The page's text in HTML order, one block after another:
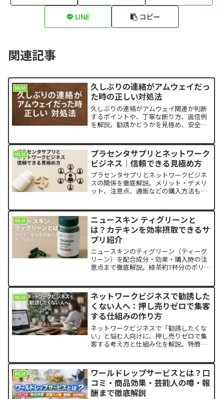
LINE コピー
関連記事
MLM
久しぶりの連絡がアムウェイだっ
た時の正しい対処法
久しぶりの連絡がアムウェイ関連か判断
するポイントや、丁寧な断り方、返信例
を解説。勧誘かどうかを見極め、安全に
MLM
プラセンタサプリとネットワーク
ビジネス｜信頼できる見極め方
プラセンタサプリとネットワークビジネ
スの関係を徹底解説。メリット・デメリ
ット、注意点、通販などの購入方法も紹
MLM
ニュースキン ティグリーンと
は？カテキンを効率摂取できるサ
プリ紹介
ニュースキンのティグリーン（ティーグ
リーン）を配合成分・効果・購入時の注
意点まで徹底解説。緑茶約7杯分のポリフ
す。
MLM
ネットワークビジネスで勧誘した
くない人へ：押し売りゼロで集客
する仕組みの作り方
ネットワークビジネスで「勧誘したくな
い」と悩む人向けに、押し売りゼロで集
客する考え方と仕組み化を解説。特商法
で“向こうから相談が来る”流れを作る方
法をまとめました。画像なしでも実践で
きるテンプレと運用のコツも紹介。
MLM
ワールドレップサービスとは？口
コミ・商品効果・芸能人の噂・報
酬まで徹底解説